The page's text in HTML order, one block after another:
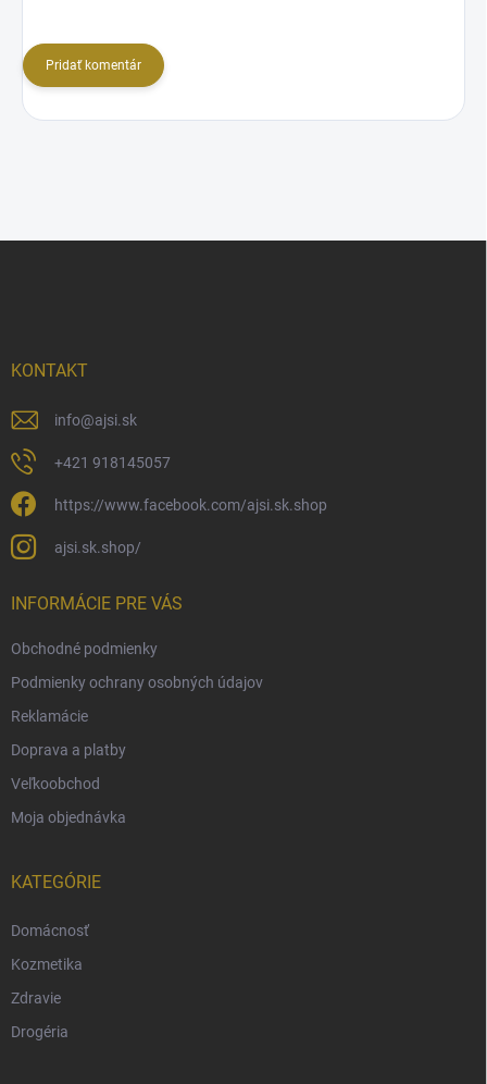
Pridať komentár
KONTAKT
info@ajsi.sk
+421 918145057
https://www.facebook.com/ajsi.sk.shop
ajsi.sk.shop/
INFORMÁCIE PRE VÁS
Obchodné podmienky
Podmienky ochrany osobných údajov
Reklamácie
Doprava a platby
Veľkoobchod
Moja objednávka
KATEGÓRIE
Domácnosť
Kozmetika
Zdravie
Drogéria